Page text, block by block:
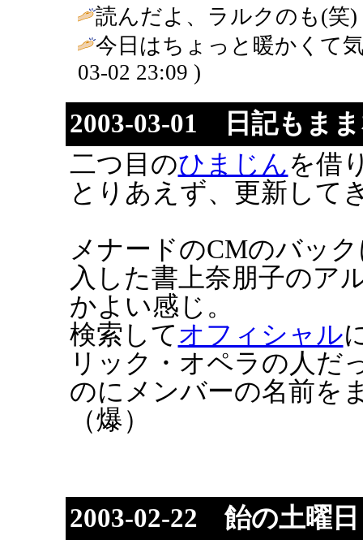
読んだよ、ラルクのも(笑)
今日はちょっと暖かくて
03-02 23:09 )
2003-03-01 日記もま
二つ目のひまじんを借
とりあえず、更新して
メナードのCMのバッ
入した書上奈朋子のア
かよい感じ。
検索してオフィシャル
リック・オペラの人だ
のにメンバーの名前を
（爆）
2003-02-22 飴の土曜